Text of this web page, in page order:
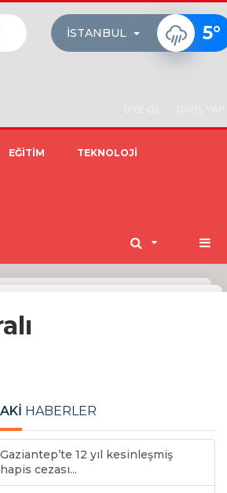
İSTANBUL 5°
EĞİTİM TEKNOLOJİ
HABERLER
Gaziantep’te 12 yıl kesinleşmiş
hapis cezası...